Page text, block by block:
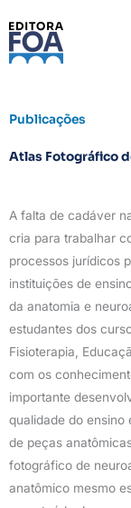
para
Publicações
Atlas Fotográfico
A falta de cadáver
cria para trabalhar
processos jurídicos
instituições de
da anatomia e
estudantes dos
Fisioterapia,
com os
importante
qualidade do ensino
de peças
fotográfico de
anatômico mesmo